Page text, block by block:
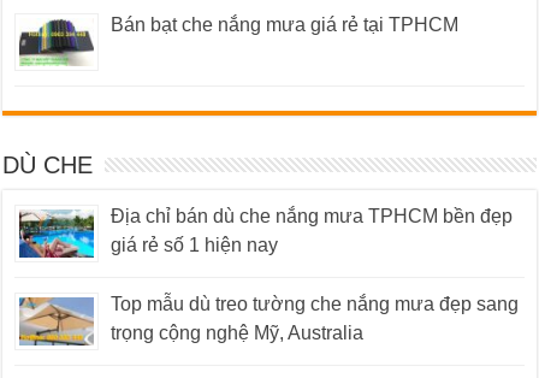
Bán bạt che nắng mưa giá rẻ tại TPHCM
DÙ CHE
Địa chỉ bán dù che nắng mưa TPHCM bền đẹp
giá rẻ số 1 hiện nay
Top mẫu dù treo tường che nắng mưa đẹp sang
trọng cộng nghệ Mỹ, Australia